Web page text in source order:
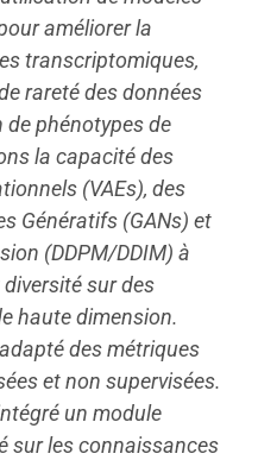
améliorer la
transcriptomiques,
rareté des données
phénotypes de
la capacité des
(VAEs), des
Génératifs (GANs) et
(DDPM/DDIM) à
sur des
haute dimension.
des métriques
et non supervisées.
un module
sur les connaissances